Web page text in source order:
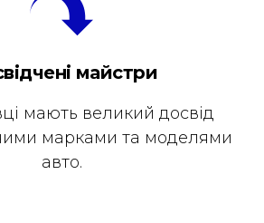
майстри
мають великий досвід
марками та моделями
авто.